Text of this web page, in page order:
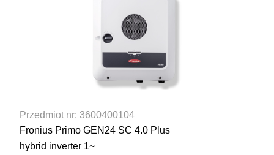
Przedmiot nr: 3600400104
Fronius Primo GEN24 SC 4.0 Plus
hybrid inverter 1~